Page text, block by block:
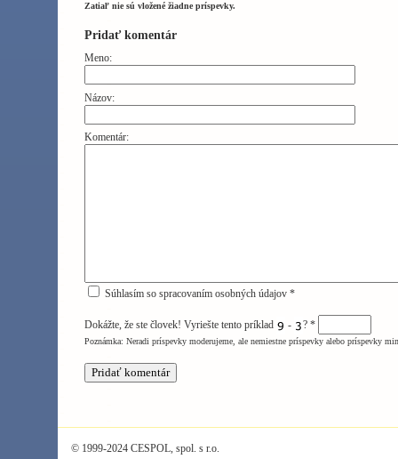
Zatiaľ nie sú vložené žiadne príspevky.
Pridať komentár
Meno:
Názov:
Komentár:
Súhlasím so spracovaním osobných údajov *
Dokážte, že ste človek! Vyriešte tento príklad - ? *
Poznámka: Neradi príspevky moderujeme, ale nemiestne príspevky alebo príspevky
© 1999-2024 CESPOL, spol. s r.o.